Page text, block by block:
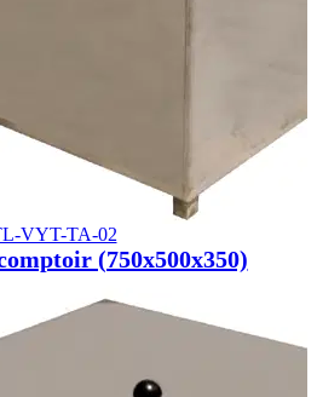
VYT-TA-02
(750x500x350)